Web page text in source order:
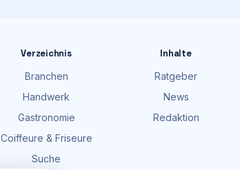
Verzeichnis
Branchen
Handwerk
Gastronomie
Coiffeure & Friseure
Suche
Inhalte
Ratgeber
News
Redaktion